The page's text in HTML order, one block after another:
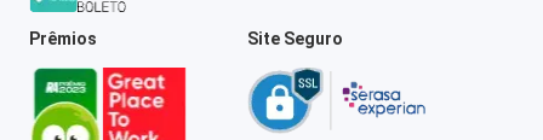
Prêmios Site Seguro